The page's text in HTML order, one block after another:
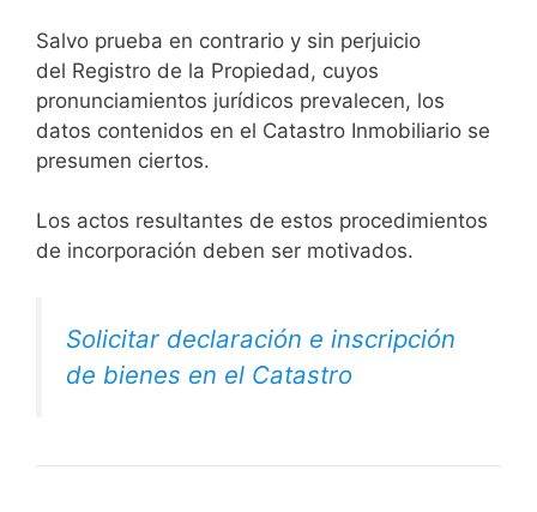
Salvo prueba en contrario y sin perjuicio
del Registro de la Propiedad, cuyos
pronunciamientos jurídicos prevalecen, los
datos contenidos en el Catastro Inmobiliario se
presumen ciertos.
Los actos resultantes de estos procedimientos
de incorporación deben ser motivados.
Solicitar declaración e inscripción
de bienes en el Catastro